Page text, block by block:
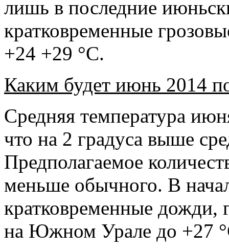
лишь в последние
кратковременные
+24 +29 °С.
Каким будет июнь 2014
Средняя температура
что на 2 градуса выше
Предполагаемое
меньше обычного. В
кратковременные дожди,
на Южном Урале до +27